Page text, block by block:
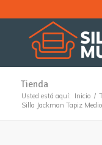
Tienda
Usted está aquí: Inicio /
Silla Jackman Tapiz